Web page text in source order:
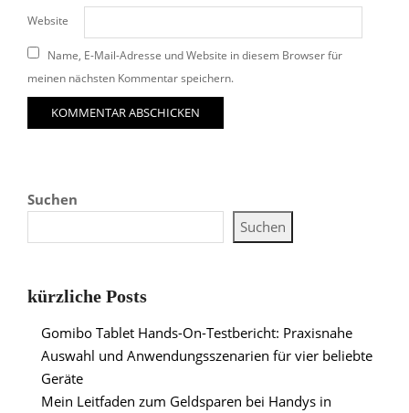
Website
Name, E-Mail-Adresse und Website in diesem Browser für
meinen nächsten Kommentar speichern.
Suchen
Suchen
kürzliche Posts
Gomibo Tablet Hands-On-Testbericht: Praxisnahe
Auswahl und Anwendungsszenarien für vier beliebte
Geräte
Mein Leitfaden zum Geldsparen bei Handys in